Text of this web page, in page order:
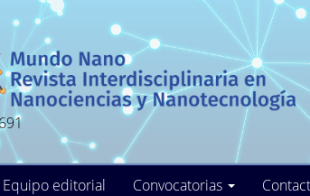
Equipo editorial Convocatorias